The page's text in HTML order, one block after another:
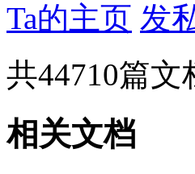
Ta的主页 发
共44710篇文
相关文档